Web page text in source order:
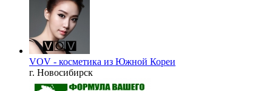
VOV - косметика из Южной Кореи
г. Новосибирск